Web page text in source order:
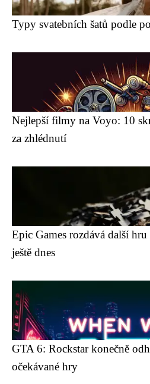
Typy svatebních šatů podle
Nejlepší filmy na Voyo: 10
za zhlédnutí
Epic Games rozdává další
ještě dnes
GTA 6: Rockstar konečně
očekávané hry